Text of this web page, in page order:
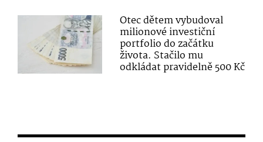
Otec dětem vybudoval
milionové investiční
portfolio do začátku
života. Stačilo mu
odkládat pravidelně 500 Kč